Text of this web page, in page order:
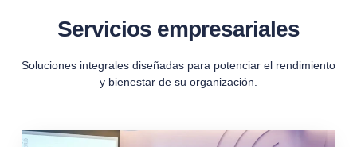
Servicios empresariales
Soluciones integrales diseñadas para potenciar el rendimiento
y bienestar de su organización.